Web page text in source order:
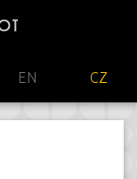
EN CZ